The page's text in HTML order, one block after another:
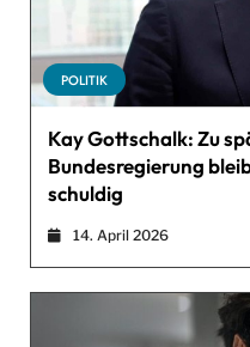
POLITIK
Kay Gottschalk: Zu
Bundesregierung
schuldig
14. April 2026